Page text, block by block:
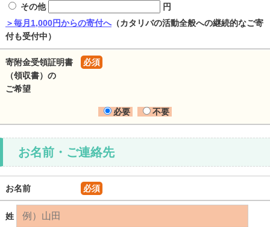
その他
円
＞毎月1,000円からの寄付へ（カタリバの活動全般への継続的なご寄
付も受付中）
寄附金受領証明書
（領収書）の
ご希望
必須
必要 不要
お名前・ご連絡先
お名前 必須
姓